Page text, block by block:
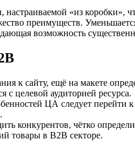
«из коробки»,
преимуществ.
возможность
к сайту, ещё на макете
с целевой аудиторией ресурса.
ЦА следует перейти
конкурентов, чётко
товары в В2В секторе.